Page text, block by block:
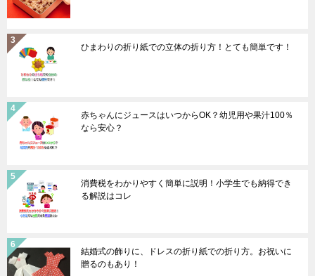
ひまわりの折り紙での立体の折り方！とても簡単です！
赤ちゃんにジュースはいつからOK？幼児用や果汁100％
なら安心？
消費税をわかりやすく簡単に説明！小学生でも納得でき
る解説はコレ
結婚式の飾りに、ドレスの折り紙での折り方。お祝いに
贈るのもあり！